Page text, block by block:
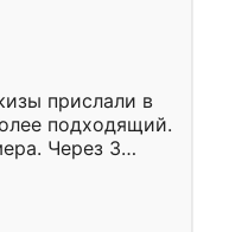
прислали в
подходящий.
Через 3
Остались
Ренессанс